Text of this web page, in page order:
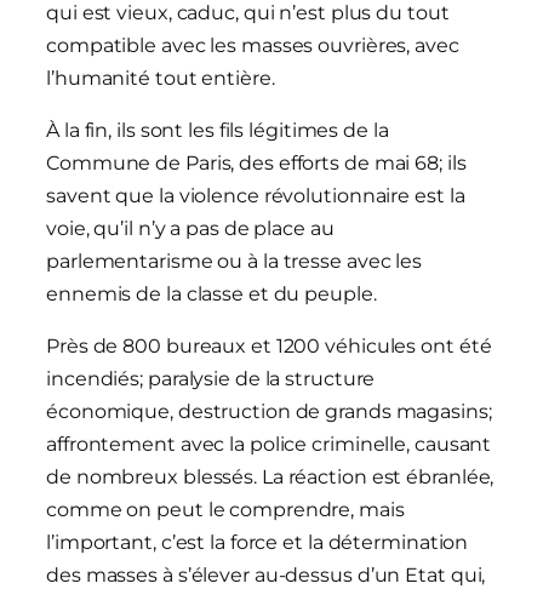
qui est vieux, caduc, qui n’est plus du tout
compatible avec les masses ouvrières, avec
l’humanité tout entière.
À la fin, ils sont les fils légitimes de la
Commune de Paris, des efforts de mai 68; ils
savent que la violence révolutionnaire est la
voie, qu’il n’y a pas de place au
parlementarisme ou à la tresse avec les
ennemis de la classe et du peuple.
Près de 800 bureaux et 1200 véhicules ont été
incendiés; paralysie de la structure
économique, destruction de grands magasins;
affrontement avec la police criminelle, causant
de nombreux blessés. La réaction est ébranlée,
comme on peut le comprendre, mais
l’important, c’est la force et la détermination
des masses à s’élever au-dessus d’un Etat qui,